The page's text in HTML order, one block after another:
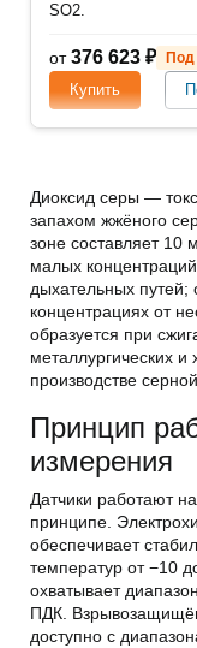
SO2.
от376 623 ₽ Под
Купить
Диоксид серы —
запахом жжёного
зоне составляет 10
малых
дыхательных путей;
концентрациях от
образуется при
металлургических и
производстве
Принцип
измерения
Датчики работают
принципе.
обеспечивает
температур от −10
охватывает
ПДК.
доступно с